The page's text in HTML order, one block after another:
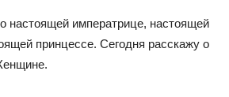
настоящей императрице, настоящей
принцессе. Сегодня расскажу о